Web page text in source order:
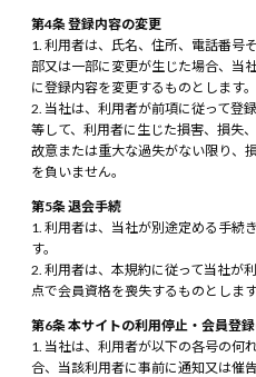
第4条 登録内容の変更
利用者は、氏名、住所、電話番号
部又は一部に変更が生じた場合、当
に登録内容を変更するものとします。
当社は、利用者が前項に従って登
等して、利用者に生じた損害、損失
故意または重大な過失がない限り、
を負いません。
第5条 退会手続
利用者は、当社が別途定める手続
す。
利用者は、本規約に従って当社が
点で会員資格を喪失するものとします
第6条 本サイトの利用停止・会員登
当社は、利用者が以下の各号の何
合、当該利用者に事前に通知又は催